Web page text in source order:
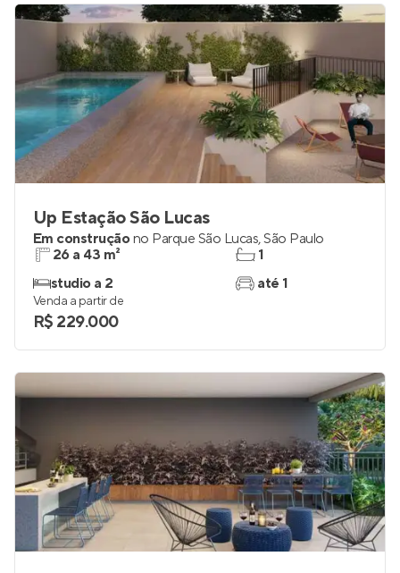
Up Estação São Lucas
Em construçãono Parque São Lucas,São Paulo
26 a 43 m²
studio a 2
1
até 1
Venda a partir de
R$ 229.000